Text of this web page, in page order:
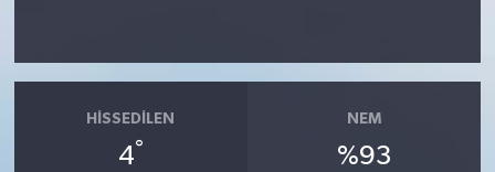
HISSEDILEN
4°
NEM
%93